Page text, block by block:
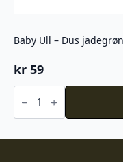
Baby Ull – Dus
kr 59
Baby
Ull
Dus